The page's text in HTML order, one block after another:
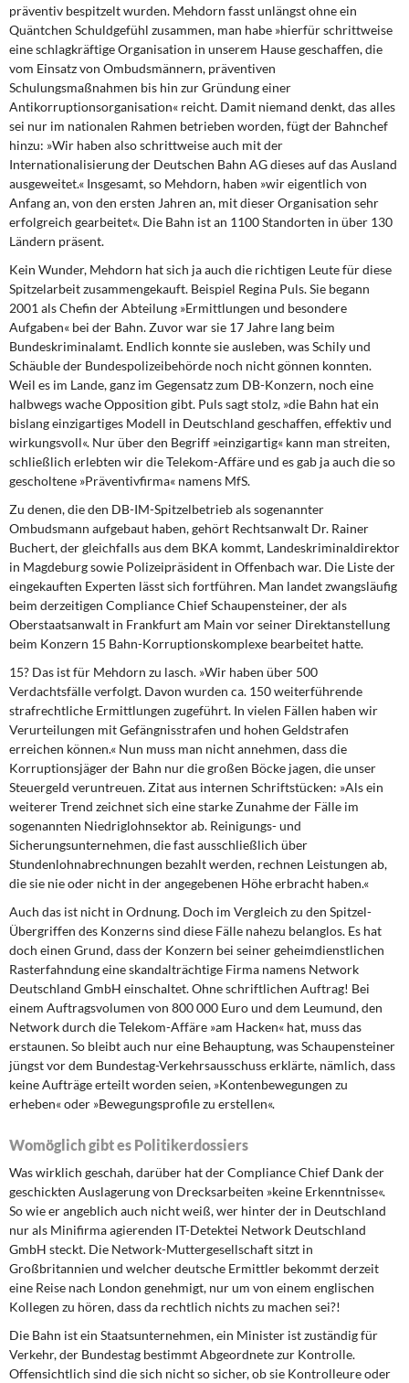
präventiv bespitzelt wurden. Mehdorn fasst unlängst ohne ein
Quäntchen Schuldgefühl zusammen, man habe »hierfür schrittweise
eine schlagkräftige Organisation in unserem Hause geschaffen, die
vom Einsatz von Ombudsmännern, präventiven
Schulungsmaßnahmen bis hin zur Gründung einer
Antikorruptionsorganisation« reicht. Damit niemand denkt, das alles
sei nur im nationalen Rahmen betrieben worden, fügt der Bahnchef
hinzu: »Wir haben also schrittweise auch mit der
Internationalisierung der Deutschen Bahn AG dieses auf das Ausland
ausgeweitet.« Insgesamt, so Mehdorn, haben »wir eigentlich von
Anfang an, von den ersten Jahren an, mit dieser Organisation sehr
erfolgreich gearbeitet«. Die Bahn ist an 1100 Standorten in über 130
Ländern präsent.
Kein Wunder, Mehdorn hat sich ja auch die richtigen Leute für diese
Spitzelarbeit zusammengekauft. Beispiel Regina Puls. Sie begann
2001 als Chefin der Abteilung »Ermittlungen und besondere
Aufgaben« bei der Bahn. Zuvor war sie 17 Jahre lang beim
Bundeskriminalamt. Endlich konnte sie ausleben, was Schily und
Schäuble der Bundespolizeibehörde noch nicht gönnen konnten.
Weil es im Lande, ganz im Gegensatz zum DB-Konzern, noch eine
halbwegs wache Opposition gibt. Puls sagt stolz, »die Bahn hat ein
bislang einzigartiges Modell in Deutschland geschaffen, effektiv und
wirkungsvoll«. Nur über den Begriff »einzigartig« kann man streiten,
schließlich erlebten wir die Telekom-Affäre und es gab ja auch die so
gescholtene »Präventivfirma« namens MfS.
Zu denen, die den DB-IM-Spitzelbetrieb als sogenannter
Ombudsmann aufgebaut haben, gehört Rechtsanwalt Dr. Rainer
Buchert, der gleichfalls aus dem BKA kommt, Landeskriminaldirektor
in Magdeburg sowie Polizeipräsident in Offenbach war. Die Liste der
eingekauften Experten lässt sich fortführen. Man landet zwangsläufig
beim derzeitigen Compliance Chief Schaupensteiner, der als
Oberstaatsanwalt in Frankfurt am Main vor seiner Direktanstellung
beim Konzern 15 Bahn-Korruptionskomplexe bearbeitet hatte.
15? Das ist für Mehdorn zu lasch. »Wir haben über 500
Verdachtsfälle verfolgt. Davon wurden ca. 150 weiterführende
strafrechtliche Ermittlungen zugeführt. In vielen Fällen haben wir
Verurteilungen mit Gefängnisstrafen und hohen Geldstrafen
erreichen können.« Nun muss man nicht annehmen, dass die
Korruptionsjäger der Bahn nur die großen Böcke jagen, die unser
Steuergeld veruntreuen. Zitat aus internen Schriftstücken: »Als ein
weiterer Trend zeichnet sich eine starke Zunahme der Fälle im
sogenannten Niedriglohnsektor ab. Reinigungs- und
Sicherungsunternehmen, die fast ausschließlich über
Stundenlohnabrechnungen bezahlt werden, rechnen Leistungen ab,
die sie nie oder nicht in der angegebenen Höhe erbracht haben.«
Auch das ist nicht in Ordnung. Doch im Vergleich zu den Spitzel-
Übergriffen des Konzerns sind diese Fälle nahezu belanglos. Es hat
doch einen Grund, dass der Konzern bei seiner geheimdienstlichen
Rasterfahndung eine skandalträchtige Firma namens Network
Deutschland GmbH einschaltet. Ohne schriftlichen Auftrag! Bei
einem Auftragsvolumen von 800 000 Euro und dem Leumund, den
Network durch die Telekom-Affäre »am Hacken« hat, muss das
erstaunen. So bleibt auch nur eine Behauptung, was Schaupensteiner
jüngst vor dem Bundestag-Verkehrsausschuss erklärte, nämlich, dass
keine Aufträge erteilt worden seien, »Kontenbewegungen zu
erheben« oder »Bewegungsprofile zu erstellen«.
Womöglich gibt es Politikerdossiers
Was wirklich geschah, darüber hat der Compliance Chief Dank der
geschickten Auslagerung von Drecksarbeiten »keine Erkenntnisse«.
So wie er angeblich auch nicht weiß, wer hinter der in Deutschland
nur als Minifirma agierenden IT-Detektei Network Deutschland
GmbH steckt. Die Network-Muttergesellschaft sitzt in
Großbritannien und welcher deutsche Ermittler bekommt derzeit
eine Reise nach London genehmigt, nur um von einem englischen
Kollegen zu hören, dass da rechtlich nichts zu machen sei?!
Die Bahn ist ein Staatsunternehmen, ein Minister ist zuständig für
Verkehr, der Bundestag bestimmt Abgeordnete zur Kontrolle.
Offensichtlich sind die sich nicht so sicher, ob sie Kontrolleure oder